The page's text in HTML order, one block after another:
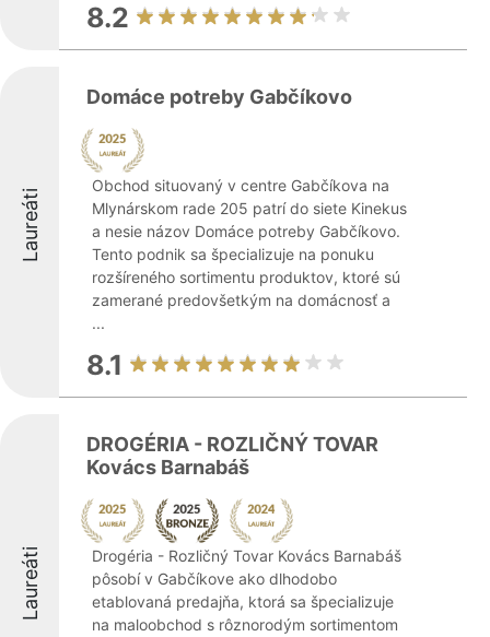
8.2
Laureáti
Domáce potreby Gabčíkovo
Obchod situovaný v centre Gabčíkova na
Mlynárskom rade 205 patrí do siete Kinekus
a nesie názov Domáce potreby Gabčíkovo.
Tento podnik sa špecializuje na ponuku
rozšíreného sortimentu produktov, ktoré sú
zamerané predovšetkým na domácnosť a
...
8.1
Laureáti
DROGÉRIA - ROZLIČNÝ TOVAR
Kovács Barnabáš
Drogéria - Rozličný Tovar Kovács Barnabáš
pôsobí v Gabčíkove ako dlhodobo
etablovaná predajňa, ktorá sa špecializuje
na maloobchod s rôznorodým sortimentom